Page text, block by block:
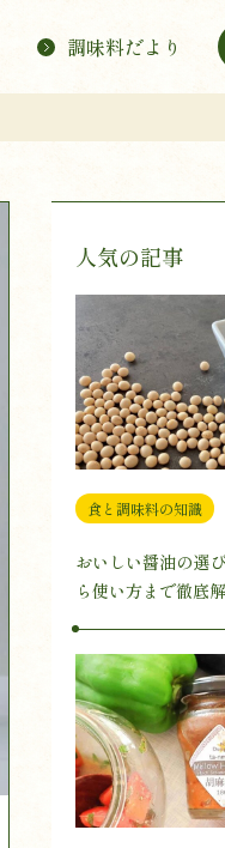
調味料だより
人気の記事
食と調味料の知識
おいしい醤油の選
ら使い方まで徹底